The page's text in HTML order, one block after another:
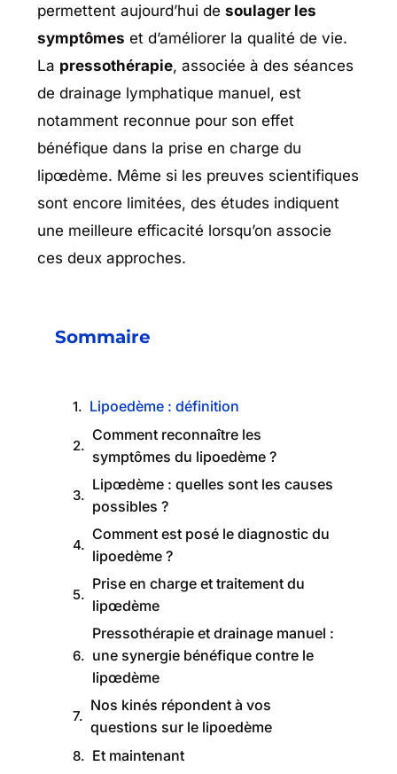
permettent aujourd’hui de soulager les
symptômes et d’améliorer la qualité de vie.
La pressothérapie, associée à des séances
de drainage lymphatique manuel, est
notamment reconnue pour son effet
bénéfique dans la prise en charge du
lipœdème. Même si les preuves scientifiques
sont encore limitées, des études indiquent
une meilleure efficacité lorsqu’on associe
ces deux approches.
Sommaire
Lipoedème : définition
Comment reconnaître les
symptômes du lipoedème ?
Lipœdème : quelles sont les causes
possibles ?
Comment est posé le diagnostic du
lipoedème ?
Prise en charge et traitement du
lipœdème
Pressothérapie et drainage manuel :
une synergie bénéfique contre le
lipœdème
Nos kinés répondent à vos
questions sur le lipoedème
Et maintenant